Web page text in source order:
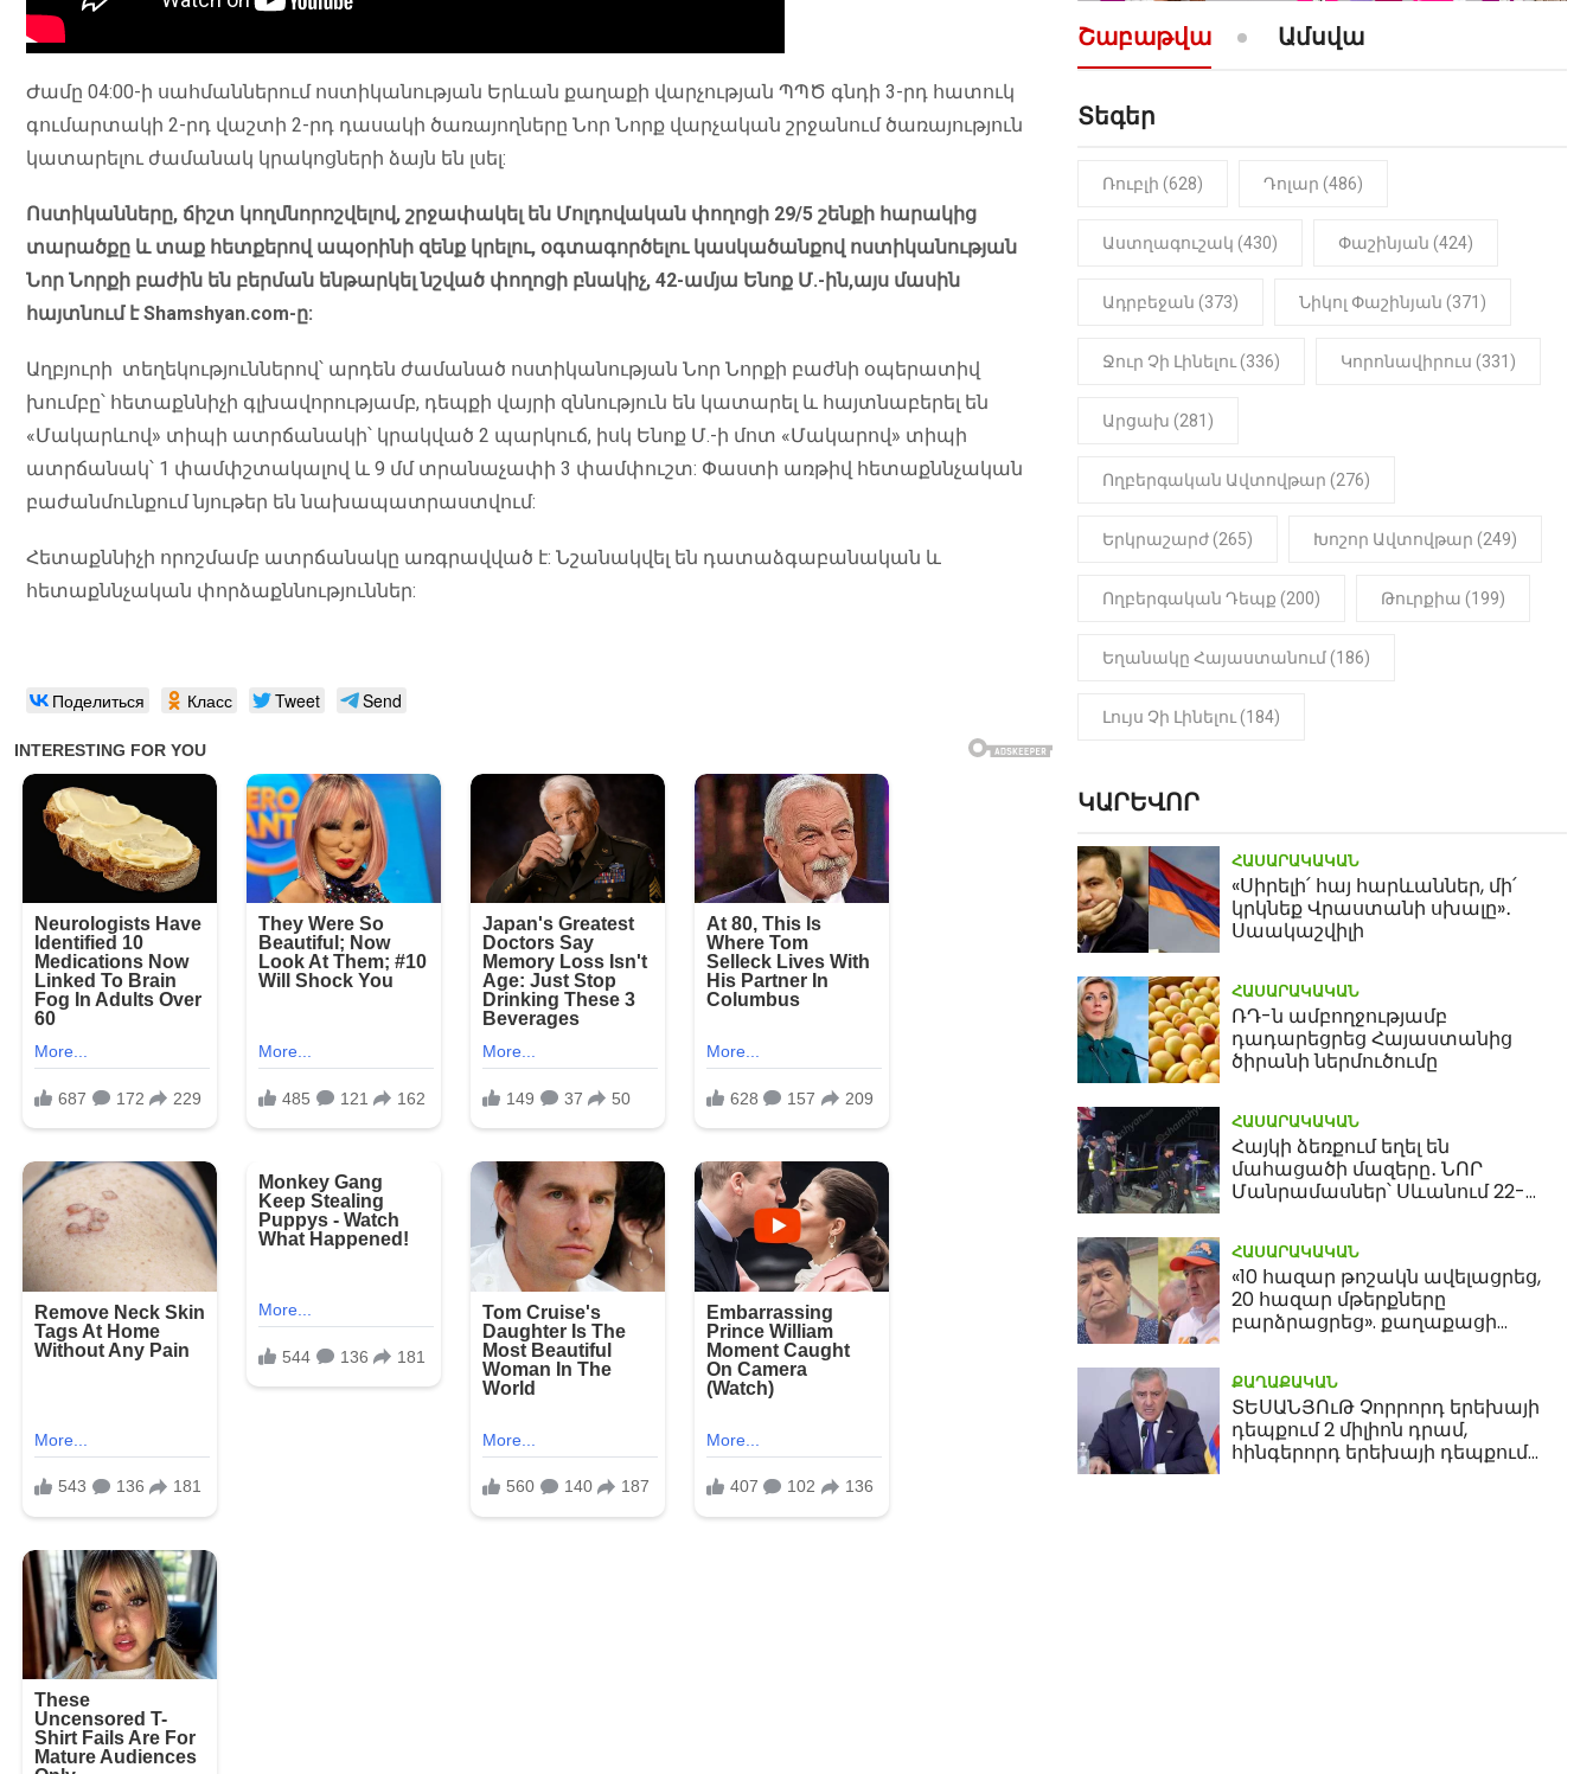
Ժամը 04:00-ի սահմաններում ոստիկանության Երևան քաղաքի վարչության ՊՊԾ գնդի 3-րդ հատուկ
գումարտակի 2-րդ վաշտի 2-րդ դասակի ծառայողները Նոր Նորք վարչական շրջանում ծառայություն
կատարելու ժամանակ կրակոցների ձայն են լսել:
Ոստիկանները, ճիշտ կողմնորոշվելով, շրջափակել են Մոլդովական փողոցի 29/5 շենքի հարակից
տարածքը և տաք հետքերով ապօրինի զենք կրելու, օգտագործելու կասկածանքով ոստիկանության
Նոր Նորքի բաժին են բերման ենթարկել նշված փողոցի բնակիչ, 42-ամյա Ենոք Մ.-ին,այս մասին
հայտնում է Shamshyan.com-ը:
Աղբյուրի տեղեկություններով՝ արդեն ժամանած ոստիկանության Նոր Նորքի բաժնի օպերատիվ
խումբը՝ հետաքննիչի գլխավորությամբ, դեպքի վայրի զննություն են կատարել և հայտնաբերել են
«Մակարևով» տիպի ատրճանակի՝ կրակված 2 պարկուճ, իսկ Ենոք Մ.-ի մոտ «Մակարով» տիպի
ատրճանակ՝ 1 փամփշտակալով և 9 մմ տրանաչափի 3 փամփուշտ: Փաստի առթիվ հետաքննչական
բաժանմունքում նյութեր են նախապատրաստվում:
Հետաքննիչի որոշմամբ ատրճանակը առգրավված է: Նշանակվել են դատաձգաբանական և
հետաքննչական փորձաքննություններ:
Поделиться Класс Tweet Send
արտաբերիր այս երկու
նախադասությունը»․ Իշխան
Նիկոլ Փաշինյան
ԻՐԱԴԱՐՁԱՅԻՆ 22:01
հայտնաբերվել է
մանկապղծության համար
մարմինը
Շաբաթվա Ամսվա
Տեգեր
Ռուբլի (628) Դոլար (486)
Աստղագուշակ (430) Փաշինյան (424)
Ադրբեջան (373) Նիկոլ Փաշինյան (371)
Ջուր Չի Լինելու (336) Կորոնավիրուս (331)
Արցախ (281)
Ողբերգական Ավտովթար (276)
Երկրաշարժ (265) Խոշոր Ավտովթար (249)
Ողբերգական Դեպք (200) Թուրքիա (199)
Եղանակը Հայաստանում (186)
Լույս Չի Լինելու (184)
ԿԱՐԵՎՈՐ
ՀԱՍԱՐԱԿԱԿԱՆ
«Սիրելի՛ հայ հարևաններ, մի՛
կրկնեք Վրաստանի սխալը»․
Սաակաշվիլի
ՀԱՍԱՐԱԿԱԿԱՆ
ՌԴ-ն ամբողջությամբ
դադարեցրեց Հայաստանից
ծիրանի ներմուծումը
ՀԱՍԱՐԱԿԱԿԱՆ
Հայկի ձեռքում եղել են
մահացածի մազերը․ ՆՈՐ
Մանրամասներ՝ Սևանում 22-
ՀԱՍԱՐԱԿԱԿԱՆ
«10 հազար թոշակն ավելացրեց,
20 հազար մթերքները
բարձրացրեց». քաղաքացի
ՔԱՂԱՔԱԿԱՆ
ՏԵՍԱՆՅՈւԹ Չորրորդ երեխայի
դեպքում 2 միլիոն դրամ,
հինգերորդ երեխայի դեպքում